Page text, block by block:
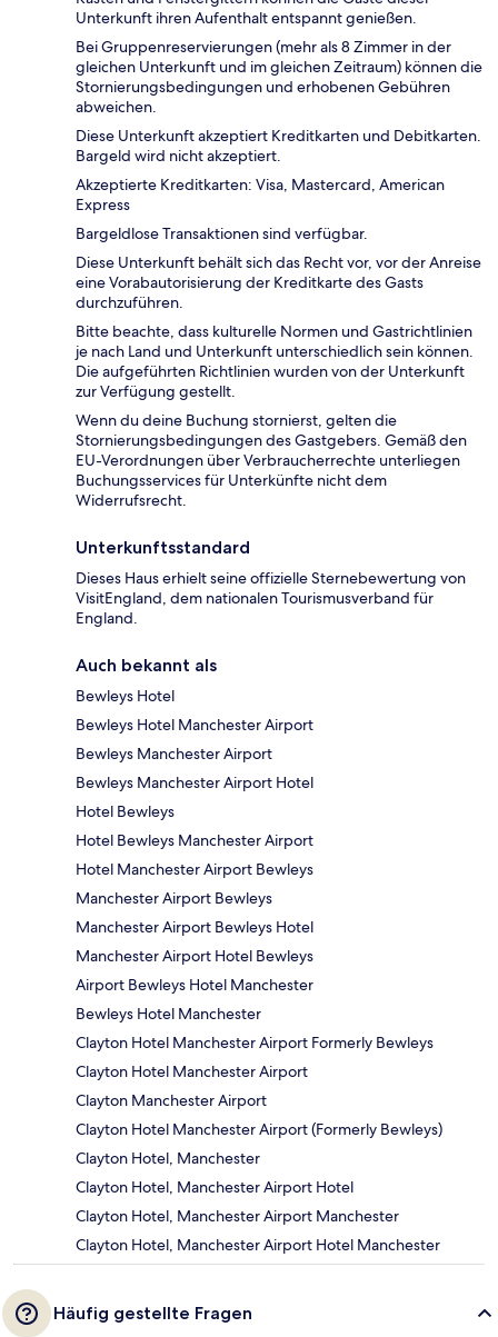
Unterkunft ihren Aufenthalt entspannt genießen.
Bei Gruppenreservierungen (mehr als 8 Zimmer in der
gleichen Unterkunft und im gleichen Zeitraum) können die
Stornierungsbedingungen und erhobenen Gebühren
abweichen.
Diese Unterkunft akzeptiert Kreditkarten und Debitkarten.
Bargeld wird nicht akzeptiert.
Akzeptierte Kreditkarten: Visa, Mastercard, American
Express
Bargeldlose Transaktionen sind verfügbar.
Diese Unterkunft behält sich das Recht vor, vor der Anreise
eine Vorabautorisierung der Kreditkarte des Gasts
durchzuführen.
Bitte beachte, dass kulturelle Normen und Gastrichtlinien
je nach Land und Unterkunft unterschiedlich sein können.
Die aufgeführten Richtlinien wurden von der Unterkunft
zur Verfügung gestellt.
Wenn du deine Buchung stornierst, gelten die
Stornierungsbedingungen des Gastgebers. Gemäß den
EU-Verordnungen über Verbraucherrechte unterliegen
Buchungsservices für Unterkünfte nicht dem
Widerrufsrecht.
Unterkunftsstandard
Dieses Haus erhielt seine offizielle Sternebewertung von
VisitEngland, dem nationalen Tourismusverband für
England.
Auch bekannt als
Bewleys Hotel
Bewleys Hotel Manchester Airport
Bewleys Manchester Airport
Bewleys Manchester Airport Hotel
Hotel Bewleys
Hotel Bewleys Manchester Airport
Hotel Manchester Airport Bewleys
Manchester Airport Bewleys
Manchester Airport Bewleys Hotel
Manchester Airport Hotel Bewleys
Airport Bewleys Hotel Manchester
Bewleys Hotel Manchester
Clayton Hotel Manchester Airport Formerly Bewleys
Clayton Hotel Manchester Airport
Clayton Manchester Airport
Clayton Hotel Manchester Airport (Formerly Bewleys)
Clayton Hotel, Manchester
Clayton Hotel, Manchester Airport Hotel
Clayton Hotel, Manchester Airport Manchester
Clayton Hotel, Manchester Airport Hotel Manchester
Häufig gestellte Fragen